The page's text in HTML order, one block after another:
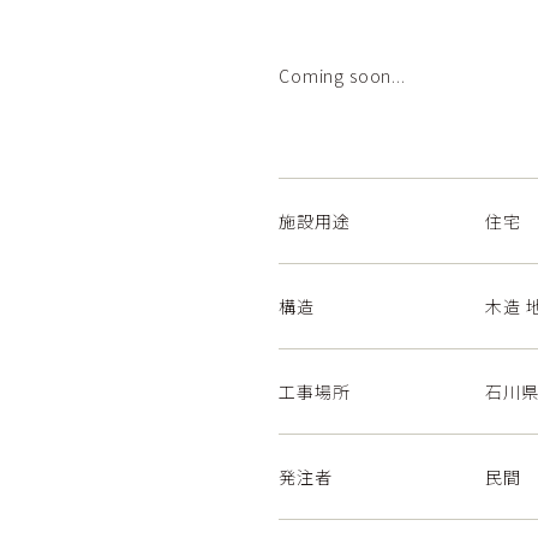
Coming soon...
施設用途 住宅
構造 木造
工事場所 石川
発注者 民間